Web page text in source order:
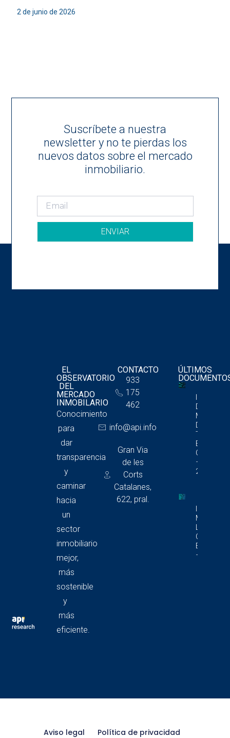
2 de junio de 2026
Suscríbete a nuestra
newsletter y no te pierdas los
nuevos datos sobre el mercado
inmobiliario.
ENVIAR
EL
OBSERVATORIO
DEL
MERCADO
INMOBILARIO
Conocimiento
para
dar
transparencia
y
caminar
hacia
un
sector
inmobiliario
mejor,
más
sostenible
y
más
eficiente.
CONTACTO
933
175
462
info@api.info
Gran Via
de les
Corts
Catalanes,
622, pral.
ÚLTIMOS
Informe
Del
Mercado
De
Trasteros
En
Cataluña
– 4T
2025
Informe
Mercado
Locales
En
– 4T 2025
Aviso legal Política de privacidad